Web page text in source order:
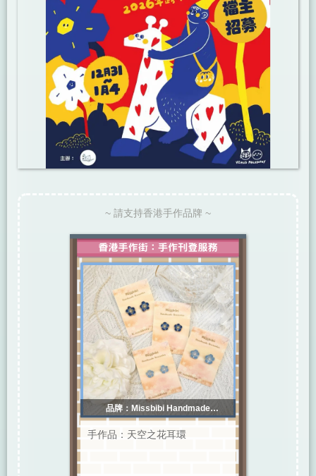
~ 請支持香港手作品牌 ~
品牌：Missbibi Handmade
手作品：天空之花耳環